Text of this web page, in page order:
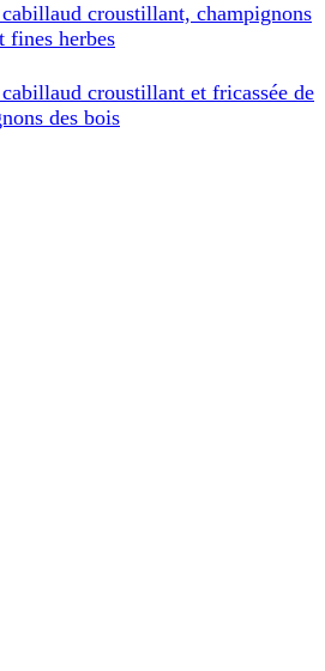
cabillaud croustillant, champignons
fines herbes
croustillant et fricassée de
des bois